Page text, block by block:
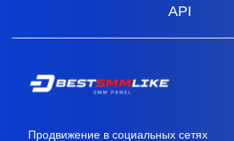
API
Продвижение в социальных сетях